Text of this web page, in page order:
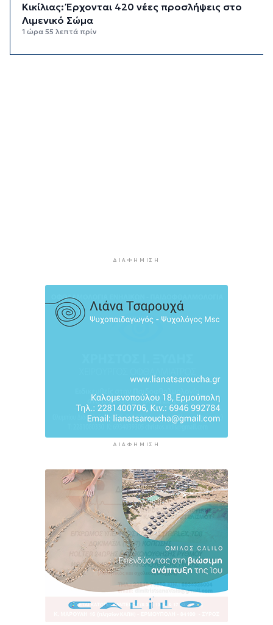
Κικίλιας: Έρχονται 420 νέες προσλήψεις στο
Λιμενικό Σώμα
1 ώρα 55 λεπτά πρίν
Σύρος: Συνελήφθη 20χρονος για κάνναβη
ΔΙΑΦΉΜΙΣΗ
ΔΙΑΦΉΜΙΣΗ